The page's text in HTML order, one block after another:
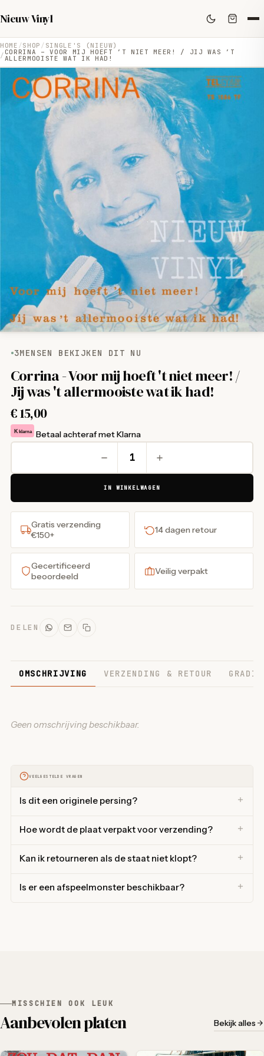
Nieuw Vinyl
HOME SHOP SINGLE'S (NIEUW)
CORRINA – VOOR MIJ HOEFT ’T NIET MEER! / JIJ WAS ’T
ALLERMOOISTE WAT IK HAD!
3MENSEN BEKIJKEN DIT NU
Corrina - Voor mij hoeft 't niet meer! /
Jij was 't allermooiste wat ik had!
€15,00
K klarna Betaal achteraf met Klarna
IN WINKELWAGEN
Gratis verzending
€150+
14 dagen retour
Gecertificeerd
beoordeeld
Veilig verpakt
DELEN
OMSCHRIJVING VERZENDING & RETOUR
Geen omschrijving beschikbaar.
VEELGESTELDE VRAGEN
Is dit een originele persing?
Hoe wordt de plaat verpakt voor verzending?
Kan ik retourneren als de staat niet klopt?
Is er een afspeelmonster beschikbaar?
MISSCHIEN OOK LEUK
Aanbevolen platen Bekijk alles